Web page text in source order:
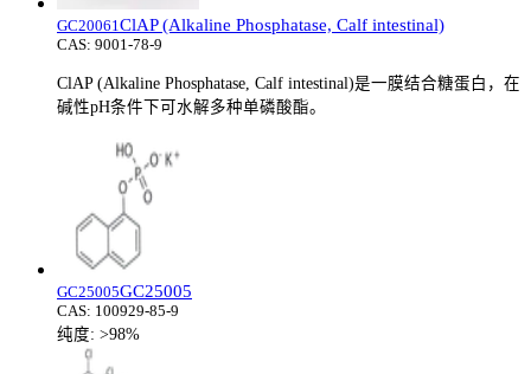
GC20061 ClAP (Alkaline Phosphatase, Calf intestinal)
CAS: 9001-78-9
ClAP (Alkaline Phosphatase, Calf intestinal)是一膜结合糖蛋白，在
碱性pH条件下可水解多种单磷酸酯。
GC25005GC25005
CAS: 100929-85-9
纯度: >98%